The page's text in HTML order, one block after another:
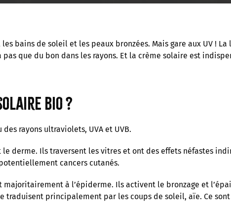
bains de soleil et les peaux bronzées. Mais gare aux UV !
pas que du bon dans les rayons. Et la crème solaire est
bio ?
rayons ultraviolets, UVA et UVB.
derme. Ils traversent les vitres et ont des effets néfastes
cancers cutanés.
majoritairement à l’épiderme. Ils activent le bronzage et
traduisent principalement par les coups de soleil, aïe. Ce